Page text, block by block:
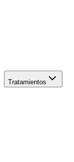
Tratamientos